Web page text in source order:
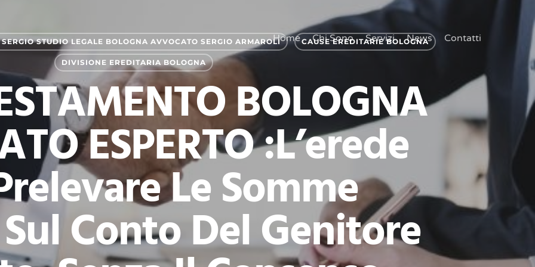
Home Chi Sono Servizi News Contatti
STUDIO LEGALE BOLOGNA AVVOCATO SERGIO ARMAROLI CAUSE EREDITARIE BOLOGNA
DIVISIONE EREDITARIA BOLOGNA
BOLOGNA
ESPERTO :L’erede
Le Somme
Conto Del Genitore